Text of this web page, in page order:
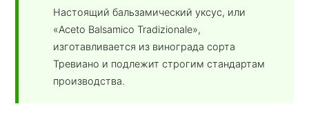
Настоящий бальзамический уксус, или
«Aceto Balsamico Tradizionale»,
изготавливается из винограда сорта
Тревиано и подлежит строгим стандартам
производства.